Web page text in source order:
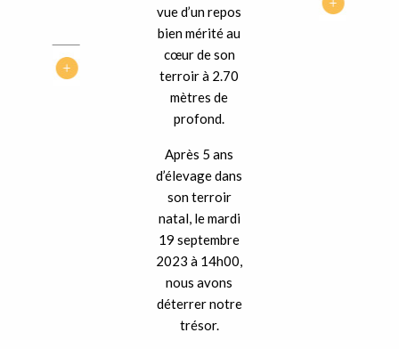
vue d’un repos
bien mérité au
cœur de son
terroir à 2.70
mètres de
profond.
Après 5 ans
d’élevage dans
son terroir
natal, le mardi
19 septembre
2023 à 14h00,
nous avons
déterrer notre
trésor.